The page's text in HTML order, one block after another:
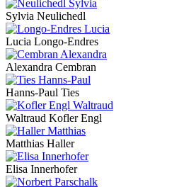
Sylvia Neulichedl
Lucia Longo-Endres
Alexandra Cembran
Hanns-Paul Ties
Waltraud Kofler Engl
Matthias Haller
Elisa Innerhofer